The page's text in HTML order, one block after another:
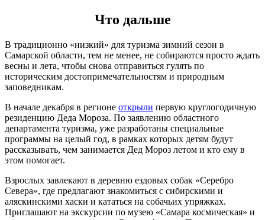
Что дальше
В традиционно «низкий» для туризма зимний сезон в
Самарской области, тем не менее, не собираются просто ждать
весны и лета, чтобы снова отправиться гулять по
историческим достопримечательностям и природным
заповедникам.
В начале декабря в регионе открыли первую круглогодичную
резиденцию Деда Мороза. По заявлению областного
департамента туризма, уже разработаны специальные
программы на целый год, в рамках которых детям будут
рассказывать, чем занимается Дед Мороз летом и кто ему в
этом помогает.
Взрослых завлекают в деревню ездовых собак «Серебро
Севера», где предлагают знакомиться с сибирскими и
аляскинскими хаски и кататься на собачьих упряжках.
Приглашают на экскурсии по музею «Самара космическая» и